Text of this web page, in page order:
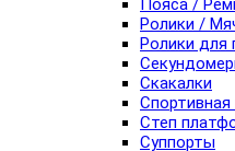
Пояса /
Ролики /
Ролики для
Скакалки
Степ
Суппорты